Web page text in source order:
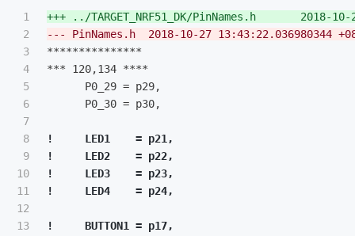
1
2
3
4
5
6
7
8
9
10
11
12
13
***************
*** 120,134 ****
      P0_29 = p29,
      P0_30 = p30,
!     LED1    = p21,
!     LED2    = p22,
!     LED3    = p23,
!     BUTTON1 = p17,